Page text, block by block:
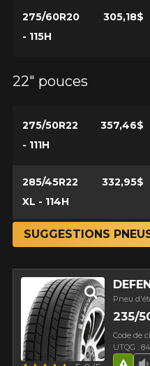
275/60R20
- 115H
305,18$
22" pouces
275/50R22
- 111H
357,46$
285/45R22
XL - 114H
332,95$
SUGGESTIONS
Pneu
235/
Code de
UTQG :